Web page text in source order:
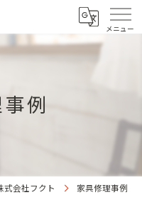
例
式会社フクト 家具修理事例